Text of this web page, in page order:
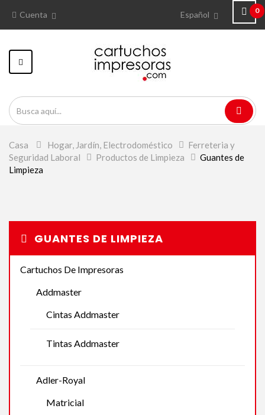
0
Español
Cuenta
Navegación
Toggle
Casa > Hogar, Jardín, Electrodoméstico > Ferreteria y
Seguridad Laboral
> Productos de Limpieza > Guantes de
Limpieza
GUANTES DE LIMPIEZA
Cartuchos De Impresoras
Addmaster
Cintas Addmaster
Tintas Addmaster
Adler-Royal
Matricial